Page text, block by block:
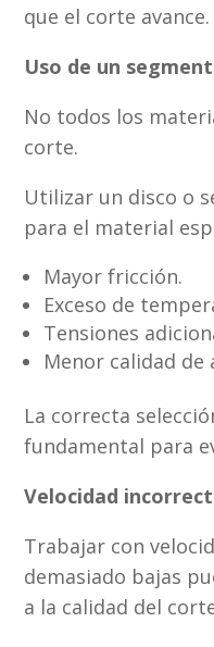
que el corte avance.
Uso de un
No todos los
corte.
Utilizar un disco o
para el material
Mayor fricción.
Exceso de
Tensiones
Menor calidad de
La correcta
fundamental para
Velocidad
Trabajar con
demasiado bajas
a la calidad del